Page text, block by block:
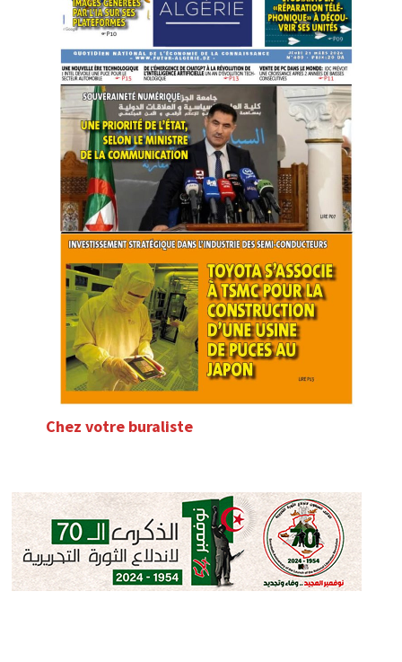
Chez votre buraliste